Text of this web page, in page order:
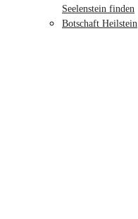
Seelenstein finden
Botschaft Heilstein